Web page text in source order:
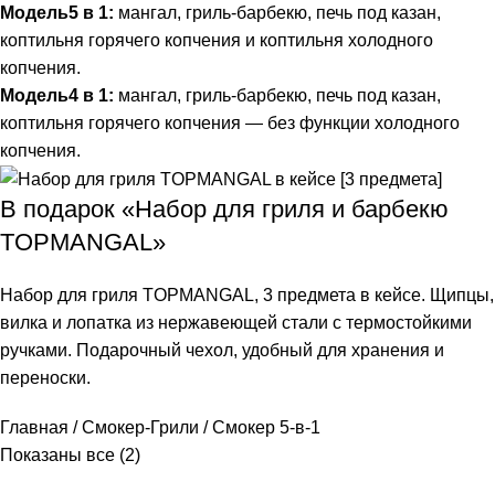
Модель5 в 1: мангал, гриль-барбекю, печь под казан,
коптильня горячего копчения и коптильня холодного
копчения.
Модель4 в 1: мангал, гриль-барбекю, печь под казан,
коптильня горячего копчения — без функции холодного
копчения.
В подарок «Набор для гриля и барбекю
TOPMANGAL»
Набор для гриля TOPMANGAL, 3 предмета в кейсе. Щипцы,
вилка и лопатка из нержавеющей стали с термостойкими
ручками. Подарочный чехол, удобный для хранения и
переноски.
Главная Смокер-Грили
Смокер 5-в-1
Показаны все (2)